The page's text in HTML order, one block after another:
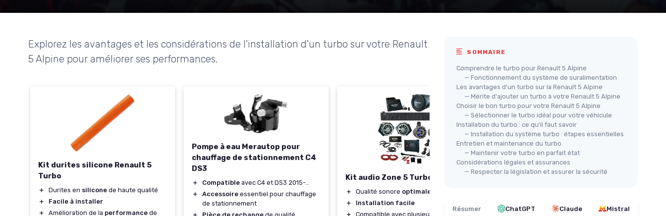
Explorez les avantages et les considérations de l'installation d'un turbo sur votre Renault
5 Alpine pour améliorer ses performances.
Kit durites silicone Renault 5
Turbo
＋ Durites en silicone de haute qualité
＋
Facile à installer
＋
Amélioration de la performance de
Pompe à eau Merautop pour
chauffage de stationnement C4
DS3
＋ Compatible avec C4 et DS3 2015-..
＋
Accessoire essentiel pour chauffage
de stationnement
Kit audio Zone 5 Turbo
＋ Qualité sonore optimale
＋
Installation facile
＋
Compatible avec plusieurs appareils
FRANKBERG
grâce à un
meilleur apport d'air
SOMMAIRE
Comprendre le turbo pour Renault 5 Alpine
— Fonctionnement du système de suralimentation
Les avantages d'un turbo sur la Renault 5 Alpine
— Mérite d'ajouter un turbo à votre Renault 5 Alpine
Choisir le bon turbo pour votre Renault 5 Alpine
— Sélectionner le turbo idéal pour votre véhicule
Installation du turbo : ce qu'il faut savoir
— Installation du système turbo : étapes essentielles
Entretien et maintenance du turbo
— Maintenir votre turbo en parfait état
Considérations légales et assurances
— Respecter la législation et assurer la sécurité
Résumer ChatGPT Claude Mistral